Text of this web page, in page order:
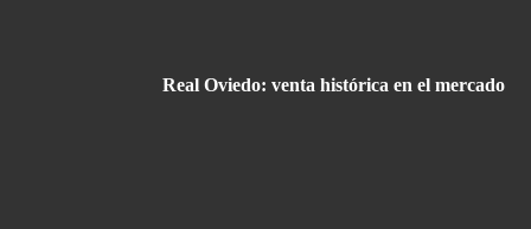
Real Oviedo: venta histórica en el mercado